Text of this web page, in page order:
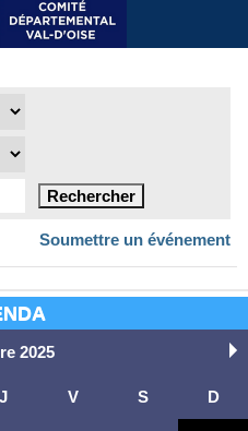
2025
J V S D
Soumettre un événement